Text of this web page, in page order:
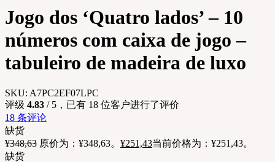
Jogo dos ‘Quatro lados’ – 10
números com caixa de jogo –
tabuleiro de madeira de luxo
SKU: A7PC2EF07LPC
评级 4.83 / 5，已有 18 位客户进行了评价
18 条评论
缺货
¥348,63 原价为：¥348,63。 ¥251,43当前价格为：¥251,43。
缺货